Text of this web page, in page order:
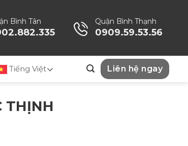
Bình Tân Quận Bình Thạnh
0909.59.53.56
Tiếng Việt Liên hệ ngay
THỊNH